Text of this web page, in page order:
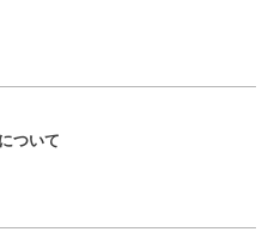
ついて